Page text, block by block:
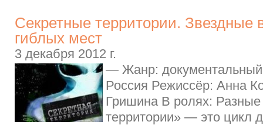
Секретные территории. Звездные
гиблых мест
3 декабря 2012 г.
— Жанр: документальный
Россия Режиссёр: Анна
Гришина В ролях:
территории» — это цикл